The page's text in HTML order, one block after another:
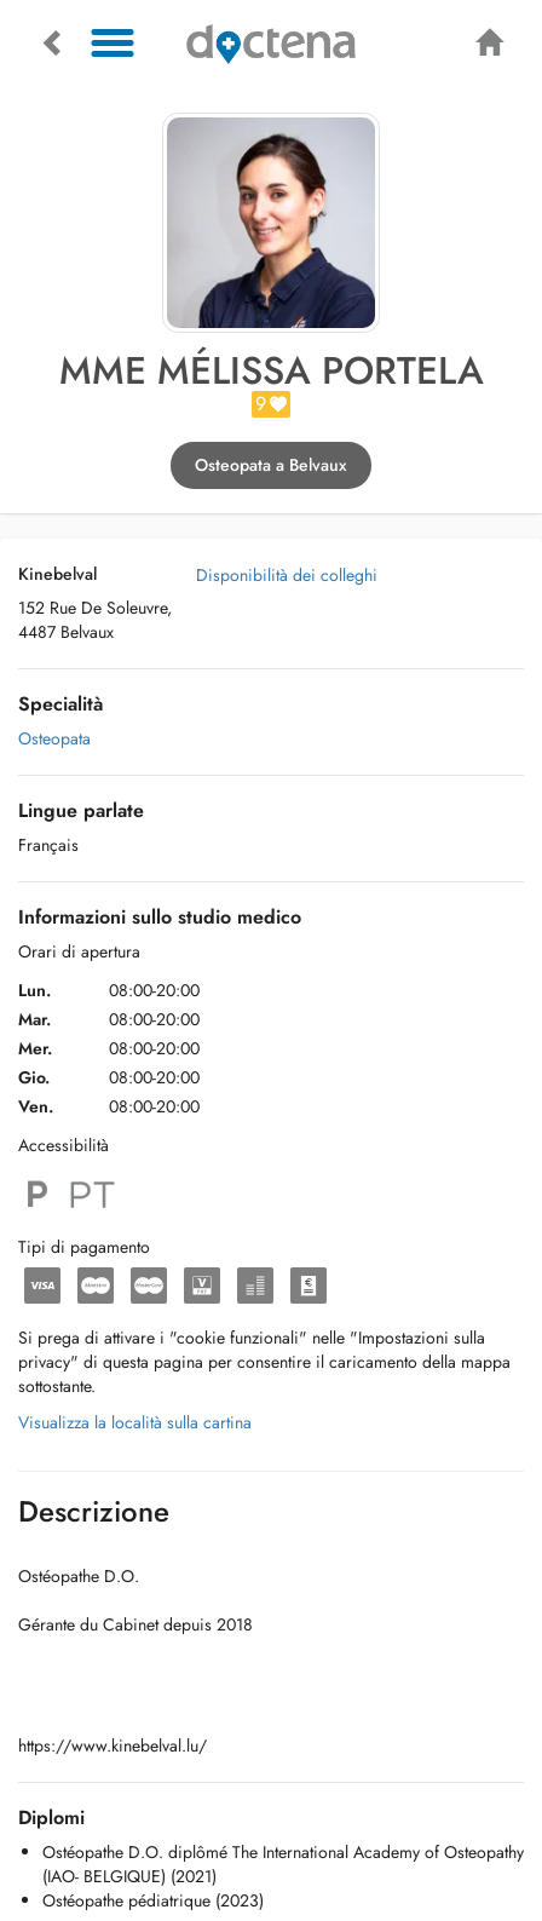
MME MÉLISSA PORTELA
9
Osteopata a Belvaux
Kinebelval
152 Rue De Soleuvre,
4487 Belvaux
Disponibilità dei colleghi
Specialità
Osteopata
Lingue parlate
Français
Informazioni sullo studio medico
Orari di apertura
Lun.
08:00-20:00
Mar.
08:00-20:00
Mer.
08:00-20:00
Gio.
08:00-20:00
Ven.
08:00-20:00
Accessibilità
Tipi di pagamento
Si prega di attivare i "cookie funzionali" nelle "Impostazioni sulla
privacy" di questa pagina per consentire il caricamento della mappa
sottostante.
Visualizza la località sulla cartina
Descrizione
Ostéopathe D.O.
Gérante du Cabinet depuis 2018
https://www.kinebelval.lu/
Diplomi
Ostéopathe D.O. diplômé The International Academy of Osteopathy
(IAO- BELGIQUE) (2021)
Ostéopathe pédiatrique (2023)